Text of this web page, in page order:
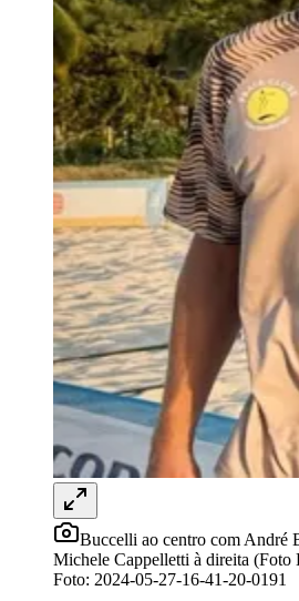
Turismo
Segurança Regional
Hospitais Estaduais
Parques & Represas
Cidades da Região
Santana de ParnaíbaOsascoCarapicuíba
do Bom JesusAraçariguamaCajamar
RochaFrancisco MoratoTaboão da Serra
Para Sua Empresa
Anuncie Regional
Guia de Empresas
Vagas na RegiãoNovo
Hub de Negócios
Guia Comercial
Selo Verificado
Portal Educacional
Agenda de Vestibulares
Vagas de Emprego
Concursos
Panorama Econômico
Panorama Econômico
Para Sua Empresa
Anuncie no Portal
Buccelli ao centro com André
Michele Cappelletti à direita (Foto
Foto: 2024-05-27-16-41-20-0191